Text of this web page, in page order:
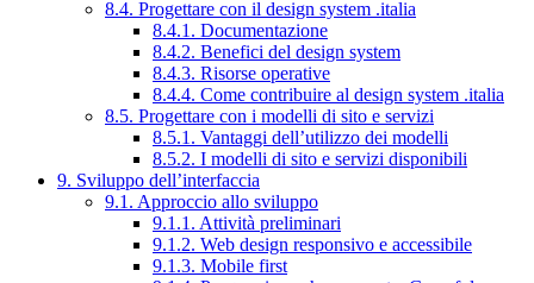
8.4. Progettare con il design system .italia
8.4.1. Documentazione
8.4.2. Benefici del design system
8.4.3. Risorse operative
8.4.4. Come contribuire al design system .italia
8.5. Progettare con i modelli di sito e servizi
8.5.1. Vantaggi dell’utilizzo dei modelli
8.5.2. I modelli di sito e servizi disponibili
9. Sviluppo dell’interfaccia
9.1. Approccio allo sviluppo
9.1.1. Attività preliminari
9.1.2. Web design responsivo e accessibile
9.1.3. Mobile first